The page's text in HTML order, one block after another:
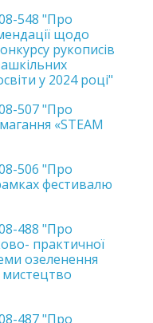
548 "Про
щодо
рукописів
у 2024 році"
507 "Про
«STEAM
506 "Про
фестивалю
488 "Про
практичної
озеленення
мистецтво
487 "Про